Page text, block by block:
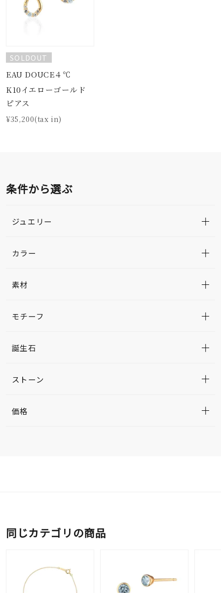
SOLDOUT
EAU DOUCE４℃
K10イエローゴールド
ピアス
¥35,200(tax in)
条件から選ぶ
ジュエリー
カラー
素材
モチーフ
誕生石
ストーン
価格
同じカテゴリの商品